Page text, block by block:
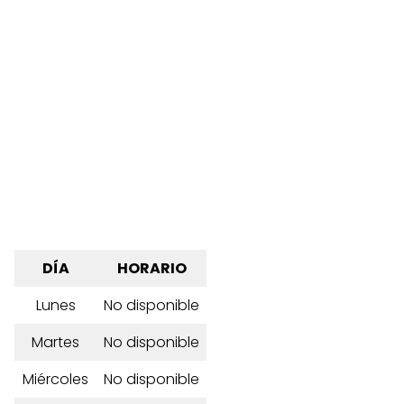
DÍA
HORARIO
Lunes
No disponible
Martes
No disponible
Miércoles
No disponible